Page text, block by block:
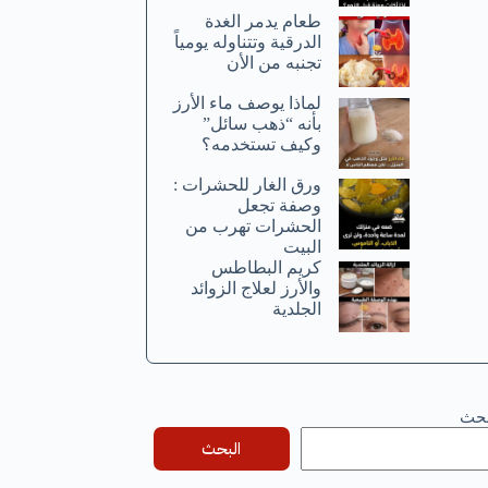
طعام يدمر الغدة
الدرقية وتتناوله يومياً
تجنبه من الأن
لماذا يوصف ماء الأرز
بأنه “ذهب سائل”
وكيف تستخدمه؟
ورق الغار للحشرات :
وصفة تجعل
الحشرات تهرب من
البيت
كريم البطاطس
والأرز لعلاج الزوائد
الجلدية
البحث